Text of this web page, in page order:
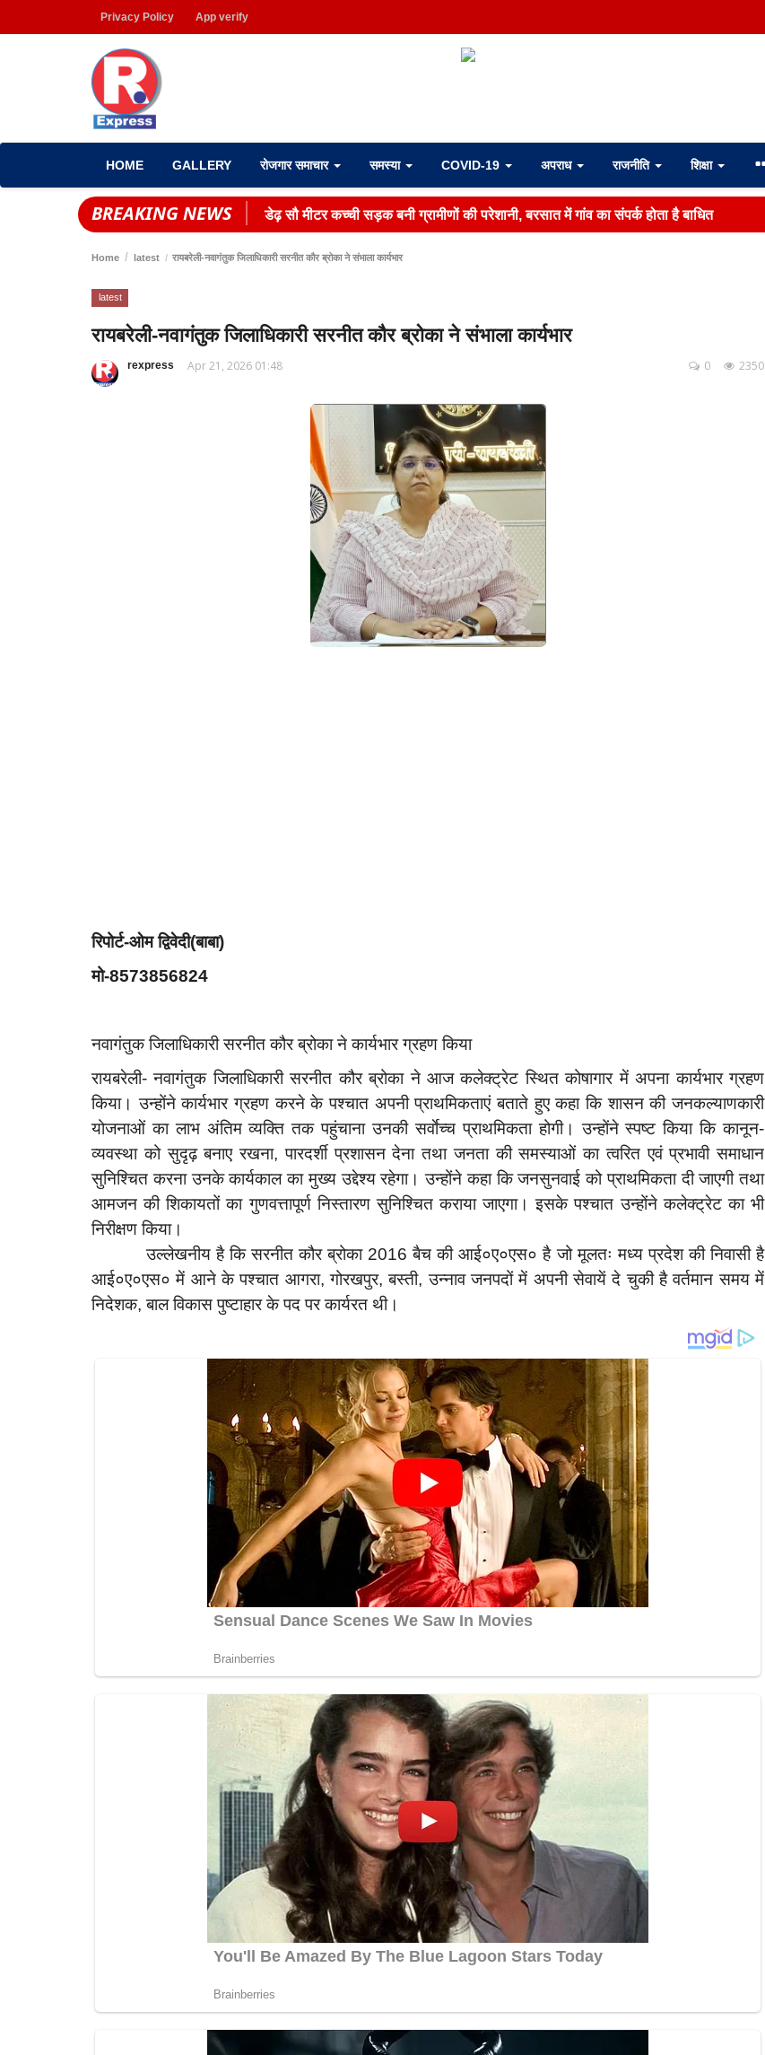
Privacy Policy App verify
HOME GALLERY रोजगार समाचार समस्या COVID-19 अपराध राजनीति शिक्षा
BREAKING NEWS डेढ़ सौ मीटर कच्ची सड़क बनी ग्रामीणों की परेशानी, बरसात में गांव का संपर्क होता है बाधित
Home latest रायबरेली-नवागंतुक जिलाधिकारी सरनीत कौर ब्रोका ने संभाला कार्यभार
latest
रायबरेली-नवागंतुक जिलाधिकारी सरनीत कौर ब्रोका ने संभाला कार्यभार
rexpress Apr 21, 2026 01:48 2350
0
रिपोर्ट-ओम द्विवेदी(बाबा)
मो-8573856824
नवागंतुक जिलाधिकारी सरनीत कौर ब्रोका ने कार्यभार ग्रहण किया
रायबरेली- नवागंतुक जिलाधिकारी सरनीत कौर ब्रोका ने आज कलेक्ट्रेट स्थित कोषागार में अपना कार्यभार ग्रहण
किया। उन्होंने कार्यभार ग्रहण करने के पश्चात अपनी प्राथमिकताएं बताते हुए कहा कि शासन की जनकल्याणकारी
योजनाओं का लाभ अंतिम व्यक्ति तक पहुंचाना उनकी सर्वाेच्च प्राथमिकता होगी। उन्होंने स्पष्ट किया कि कानून-
व्यवस्था को सुदृढ़ बनाए रखना, पारदर्शी प्रशासन देना तथा जनता की समस्याओं का त्वरित एवं प्रभावी समाधान
सुनिश्चित करना उनके कार्यकाल का मुख्य उद्देश्य रहेगा। उन्होंने कहा कि जनसुनवाई को प्राथमिकता दी जाएगी तथा
आमजन की शिकायतों का गुणवत्तापूर्ण निस्तारण सुनिश्चित कराया जाएगा। इसके पश्चात उन्होंने कलेक्ट्रेट का भी
निरीक्षण किया।
उल्लेखनीय है कि सरनीत कौर ब्रोका 2016 बैच की आई०ए०एस० है जो मूलतः मध्य प्रदेश की निवासी है
आई०ए०एस० में आने के पश्चात आगरा, गोरखपुर, बस्ती, उन्नाव जनपदों में अपनी सेवायें दे चुकी है वर्तमान समय में
निदेशक, बाल विकास पुष्टाहार के पद पर कार्यरत थी।
latest
भाजपा नेता नरेश अग्रवाल ने अल्पसंख्यकों से कहा- BJP
Apr 23, 2023 0 55
Raibareli-बिरला ने किया जिला क्षयरोग केंद्र पर आम
जनमानस...
rexpress Jun 24, 2024 0 227